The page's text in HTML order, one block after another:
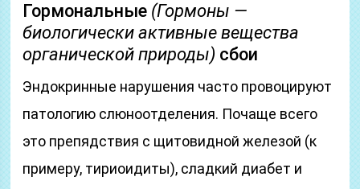
Гормональные (Гормоны —
биологически активные вещества
органической природы) сбои
Эндокринные нарушения часто провоцируют
патологию слюноотделения. Почаще всего
это препядствия с щитовидной железой (к
примеру, тириоидиты), сладкий диабет и